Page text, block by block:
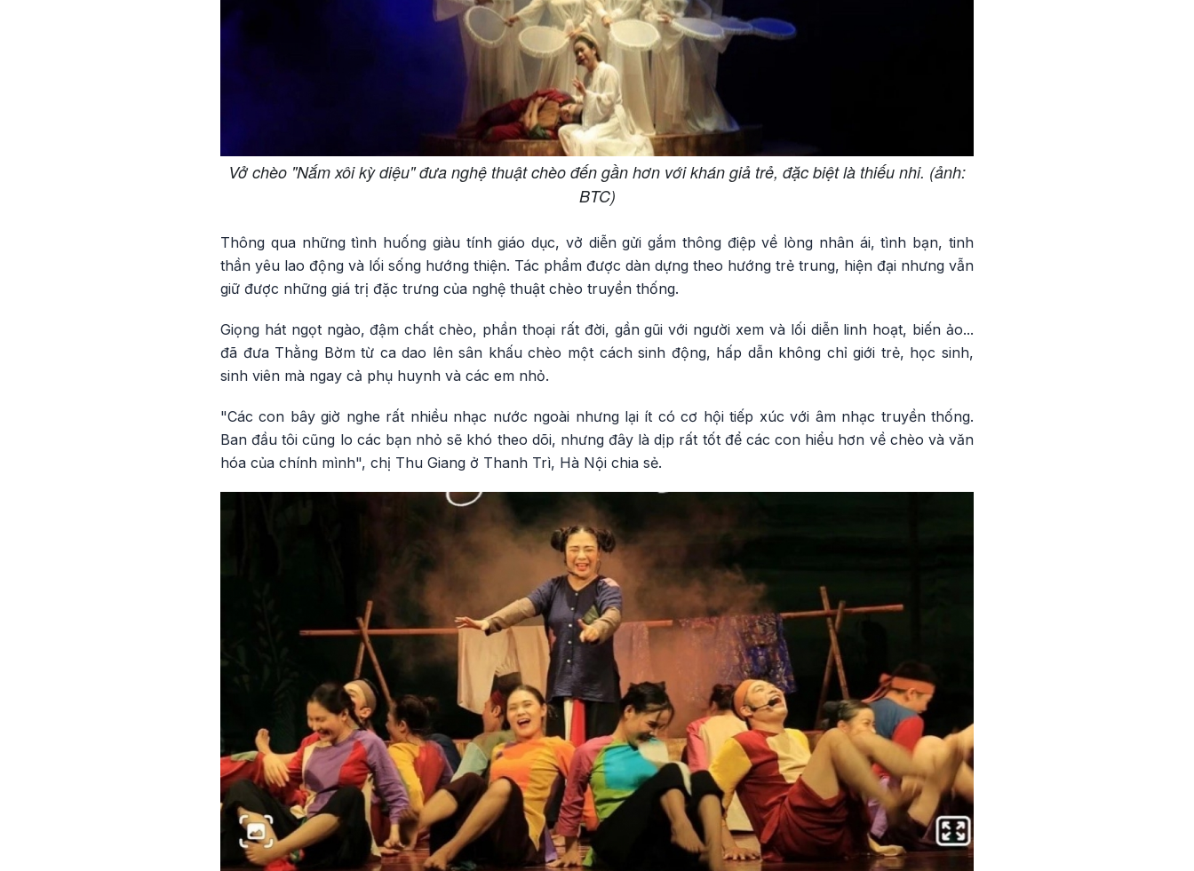
Vở chèo "Nắm xôi kỳ diệu" đưa nghệ thuật chèo đến gần hơn với khán giả trẻ, đặc biệt là thiếu nhi. (ảnh:
BTC)
Thông qua những tình huống giàu tính giáo dục, vở diễn gửi gắm thông điệp về lòng nhân ái, tình bạn, tinh
thần yêu lao động và lối sống hướng thiện. Tác phẩm được dàn dựng theo hướng trẻ trung, hiện đại nhưng vẫn
giữ được những giá trị đặc trưng của nghệ thuật chèo truyền thống.
Giọng hát ngọt ngào, đậm chất chèo, phần thoại rất đời, gần gũi với người xem và lối diễn linh hoạt, biến ảo...
đã đưa Thằng Bờm từ ca dao lên sân khấu chèo một cách sinh động, hấp dẫn không chỉ giới trẻ, học sinh,
sinh viên mà ngay cả phụ huynh và các em nhỏ.
"Các con bây giờ nghe rất nhiều nhạc nước ngoài nhưng lại ít có cơ hội tiếp xúc với âm nhạc truyền thống.
Ban đầu tôi cũng lo các bạn nhỏ sẽ khó theo dõi, nhưng đây là dịp rất tốt để các con hiểu hơn về chèo và văn
hóa của chính mình", chị Thu Giang ở Thanh Trì, Hà Nội chia sẻ.